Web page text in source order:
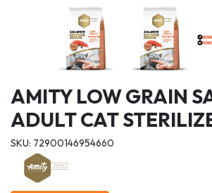
AMITY LOW GRAIN
ADULT CAT
SKU: 72900146954660